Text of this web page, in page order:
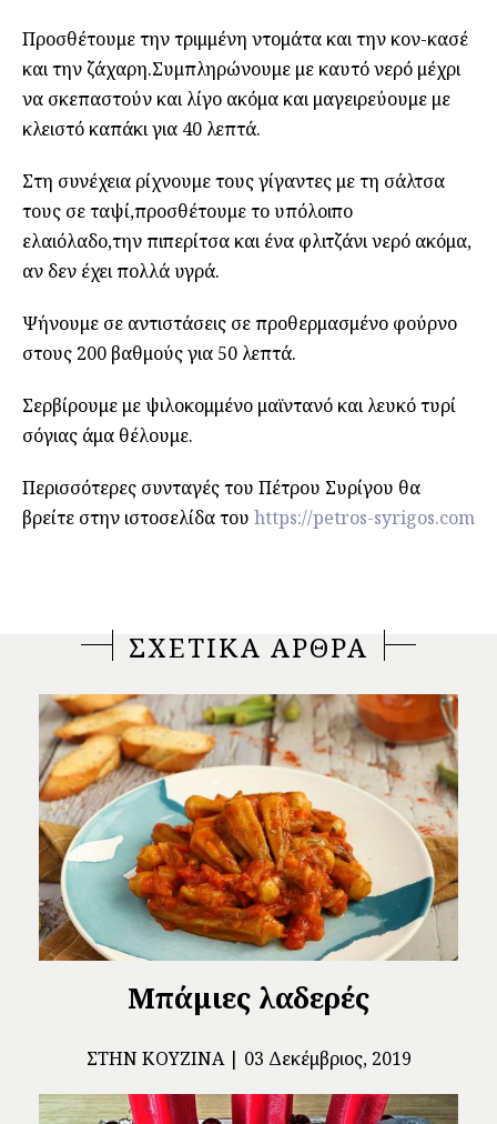
Προσθέτουμε την τριμμένη ντομάτα και την κον-κασέ
και την ζάχαρη.Συμπληρώνουμε με καυτό νερό μέχρι
να σκεπαστούν και λίγο ακόμα και μαγειρεύουμε με
κλειστό καπάκι για 40 λεπτά.
Στη συνέχεια ρίχνουμε τους γίγαντες με τη σάλτσα
τους σε ταψί,προσθέτουμε το υπόλοιπο
ελαιόλαδο,την πιπερίτσα και ένα φλιτζάνι νερό ακόμα,
αν δεν έχει πολλά υγρά.
Ψήνουμε σε αντιστάσεις σε προθερμασμένο φούρνο
στους 200 βαθμούς για 50 λεπτά.
Σερβίρουμε με ψιλοκομμένο μαϊντανό και λευκό τυρί
σόγιας άμα θέλουμε.
Περισσότερες συνταγές του Πέτρου Συρίγου θα
βρείτε στην ιστοσελίδα του https://petros-syrigos.com
ΣΧΕΤΙΚΑ ΑΡΘΡΑ
Μπάμιες λαδερές
ΣΤΗΝ ΚΟΥΖΊΝΑ 03 Δεκέμβριος, 2019